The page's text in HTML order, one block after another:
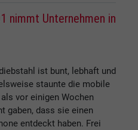
nimmt Unternehmen in
ist bunt, lebhaft und
staunte die mobile
vor einigen Wochen
gaben, dass sie einen
entdeckt haben. Frei